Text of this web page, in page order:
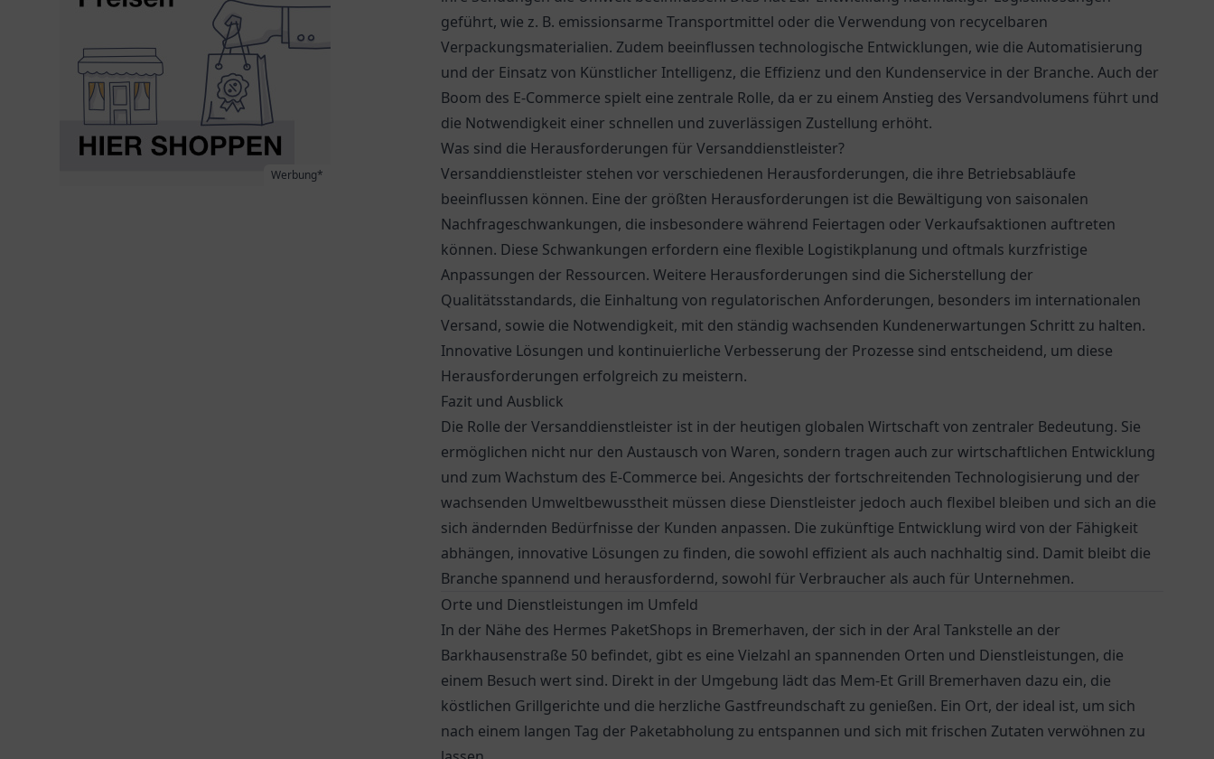
Werbung*
geführt, wie z. B. emissionsarme Transportmittel oder die Verwendung von recycelbaren
Verpackungsmaterialien. Zudem beeinflussen technologische Entwicklungen, wie die Automatisierung
und der Einsatz von Künstlicher Intelligenz, die Effizienz und den Kundenservice in der Branche. Auch der
Boom des E-Commerce spielt eine zentrale Rolle, da er zu einem Anstieg des Versandvolumens führt und
die Notwendigkeit einer schnellen und zuverlässigen Zustellung erhöht.
Was sind die Herausforderungen für Versanddienstleister?
Versanddienstleister stehen vor verschiedenen Herausforderungen, die ihre Betriebsabläufe
beeinflussen können. Eine der größten Herausforderungen ist die Bewältigung von saisonalen
Nachfrageschwankungen, die insbesondere während Feiertagen oder Verkaufsaktionen auftreten
können. Diese Schwankungen erfordern eine flexible Logistikplanung und oftmals kurzfristige
Anpassungen der Ressourcen. Weitere Herausforderungen sind die Sicherstellung der
Qualitätsstandards, die Einhaltung von regulatorischen Anforderungen, besonders im internationalen
Versand, sowie die Notwendigkeit, mit den ständig wachsenden Kundenerwartungen Schritt zu halten.
Innovative Lösungen und kontinuierliche Verbesserung der Prozesse sind entscheidend, um diese
Herausforderungen erfolgreich zu meistern.
Fazit und Ausblick
Die Rolle der Versanddienstleister ist in der heutigen globalen Wirtschaft von zentraler Bedeutung. Sie
ermöglichen nicht nur den Austausch von Waren, sondern tragen auch zur wirtschaftlichen Entwicklung
und zum Wachstum des E-Commerce bei. Angesichts der fortschreitenden Technologisierung und der
wachsenden Umweltbewusstheit müssen diese Dienstleister jedoch auch flexibel bleiben und sich an die
sich ändernden Bedürfnisse der Kunden anpassen. Die zukünftige Entwicklung wird von der Fähigkeit
abhängen, innovative Lösungen zu finden, die sowohl effizient als auch nachhaltig sind. Damit bleibt die
Branche spannend und herausfordernd, sowohl für Verbraucher als auch für Unternehmen.
Orte und Dienstleistungen im Umfeld
In der Nähe des Hermes PaketShops in Bremerhaven, der sich in der Aral Tankstelle an der
Barkhausenstraße 50 befindet, gibt es eine Vielzahl an spannenden Orten und Dienstleistungen, die
einem Besuch wert sind. Direkt in der Umgebung lädt das Mem-Et Grill Bremerhaven dazu ein, die
köstlichen Grillgerichte und die herzliche Gastfreundschaft zu genießen. Ein Ort, der ideal ist, um sich
nach einem langen Tag der Paketabholung zu entspannen und sich mit frischen Zutaten verwöhnen zu